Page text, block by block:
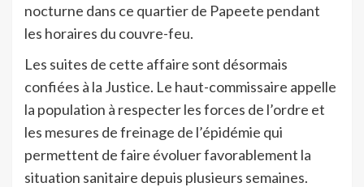
nocturne dans ce quartier de Papeete pendant
les horaires du couvre-feu.
Les suites de cette affaire sont désormais
confiées à la Justice. Le haut-commissaire appelle
la population à respecter les forces de l’ordre et
les mesures de freinage de l’épidémie qui
permettent de faire évoluer favorablement la
situation sanitaire depuis plusieurs semaines.